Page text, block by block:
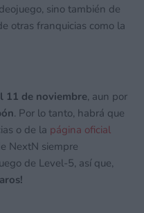
sino también de
otras franquicias como la
11 de noviembre, aun por
. Por lo tanto, habrá que
o de la página oficial
NextN siempre
de Level-5, así que,